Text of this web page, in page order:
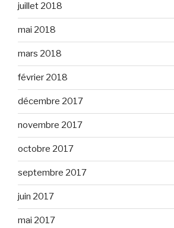
juillet 2018
mai 2018
mars 2018
février 2018
décembre 2017
novembre 2017
octobre 2017
septembre 2017
juin 2017
mai 2017